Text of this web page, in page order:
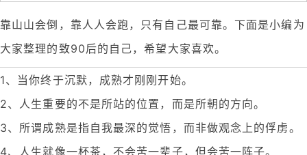
靠山山会倒，靠人人会跑，只有自己最可靠。下面是小编为
大家整理的致90后的自己，希望大家喜欢。
1、当你终于沉默，成熟才刚刚开始。
2、人生重要的不是所站的位置，而是所朝的方向。
3、所谓成熟是指自我最深的觉悟，而非做观念上的俘虏。
4、人生就像一杯茶，不会苦一辈子，但会苦一阵子。